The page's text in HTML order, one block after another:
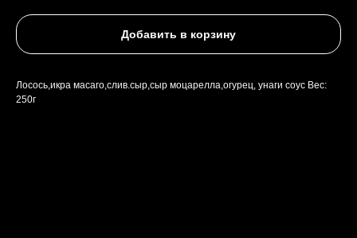
Добавить в корзину
Лосось,икра масаго,слив.сыр,сыр моцарелла,огурец, унаги соус Вес:
250г